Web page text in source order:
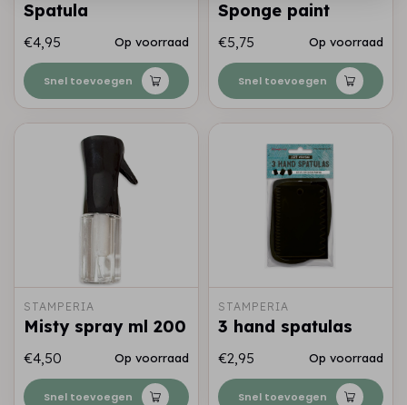
Spatula
€4,95 Op voorraad
Snel toevoegen
Sponge paint
€5,75 Op voorraad
Snel toevoegen
STAMPERIA
Misty spray ml 200
€4,50 Op voorraad
Snel toevoegen
STAMPERIA
3 hand spatulas
€2,95 Op voorraad
Snel toevoegen